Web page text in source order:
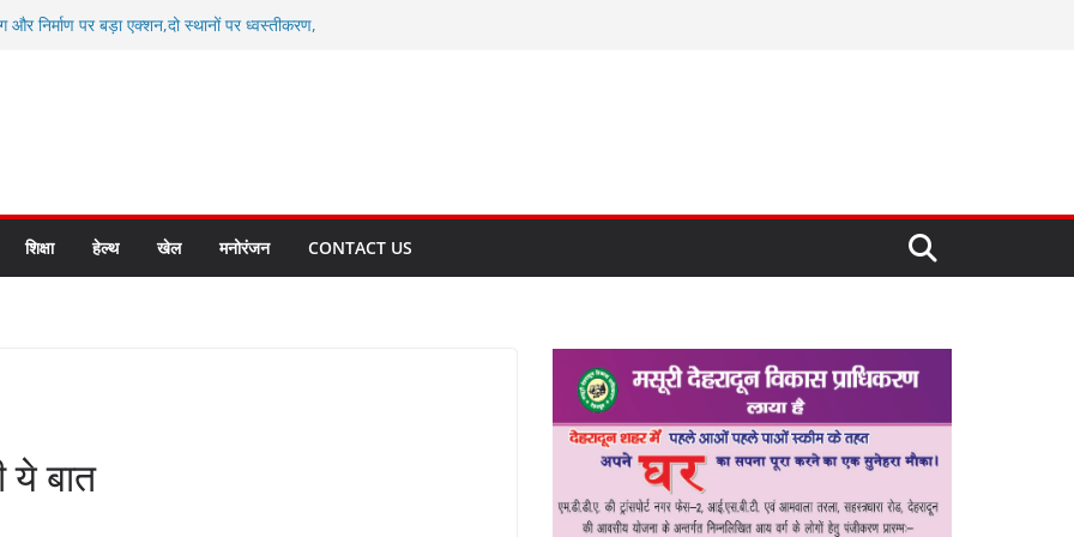
और निर्माण पर बड़ा एक्शन,दो स्थानों पर ध्वस्तीकरण,
टू ग्लोबल’ के संकल्प को आगे बढ़ा रही उत्तराखंड
के पदक विजेताओं और प्रशिक्षकों को
क्रीड़ा विश्वविद्यालय गौलापार के निर्माण कार्यों की
शिक्षा हेल्थ खेल मनोरंजन CONTACT US
बात